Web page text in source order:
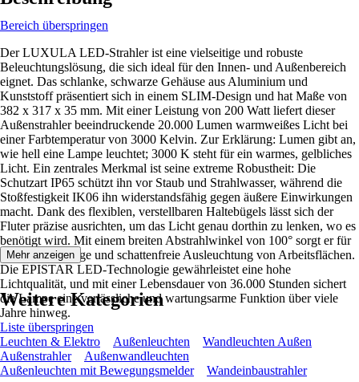
Bereich überspringen
Der LUXULA LED-Strahler ist eine vielseitige und robuste
Beleuchtungslösung, die sich ideal für den Innen- und Außenbereich
eignet. Das schlanke, schwarze Gehäuse aus Aluminium und
Kunststoff präsentiert sich in einem SLIM-Design und hat Maße von
382 x 317 x 35 mm. Mit einer Leistung von 200 Watt liefert dieser
Außenstrahler beeindruckende 20.000 Lumen warmweißes Licht bei
einer Farbtemperatur von 3000 Kelvin. Zur Erklärung: Lumen gibt an,
wie hell eine Lampe leuchtet; 3000 K steht für ein warmes, gelbliches
Licht. Ein zentrales Merkmal ist seine extreme Robustheit: Die
Schutzart IP65 schützt ihn vor Staub und Strahlwasser, während die
Stoßfestigkeit IK06 ihn widerstandsfähig gegen äußere Einwirkungen
macht. Dank des flexiblen, verstellbaren Haltebügels lässt sich der
Fluter präzise ausrichten, um das Licht genau dorthin zu lenken, wo es
benötigt wird. Mit einem breiten Abstrahlwinkel von 100° sorgt er für
eine gleichmäßige und schattenfreie Ausleuchtung von Arbeitsflächen.
Die EPISTAR LED-Technologie gewährleistet eine hohe
Lichtqualität, und mit einer Lebensdauer von 36.000 Stunden sichert
die Lampe eine verlässliche und wartungsarme Funktion über viele
Jahre hinweg.
Mehr anzeigen
Weitere Kategorien
Liste überspringen
Leuchten & Elektro
Außenleuchten
Wandleuchten Außen
Außenstrahler
Außenwandleuchten
Außenleuchten mit Bewegungsmelder
Wandeinbaustrahler